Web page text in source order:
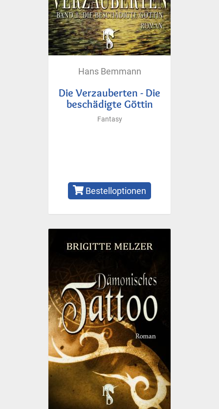
Hans Bemmann
Die Verzauberten - Die
beschädigte Göttin
Fantasy
Bestelloptionen